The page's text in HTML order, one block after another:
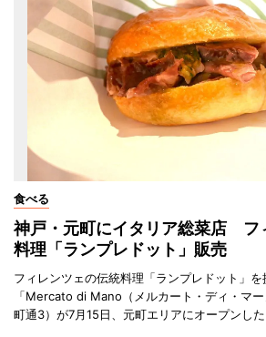
食べる
神戸・元町にイタリア総菜店 フ
料理「ランプレドット」販売
フィレンツェの伝統料理「ランプレドット」
「Mercato di Mano（メルカート・ディ・マ
町通3）が7月15日、元町エリアにオープンした